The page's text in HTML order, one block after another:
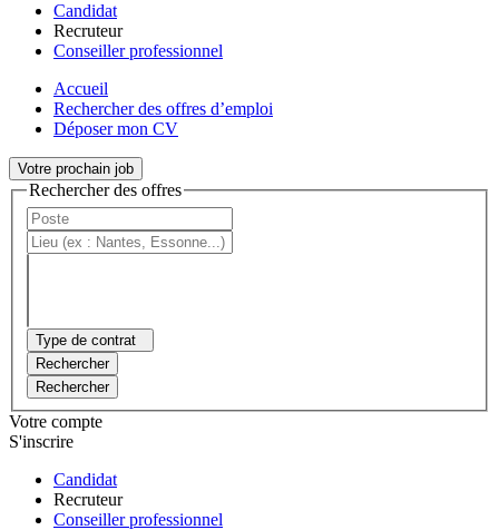
Candidat
Recruteur
Conseiller professionnel
Accueil
Rechercher des offres d’emploi
Déposer mon CV
Votre prochain job
Rechercher des offres
Type de contrat
Rechercher
Rechercher
Votre compte
S'inscrire
Candidat
Recruteur
Conseiller professionnel